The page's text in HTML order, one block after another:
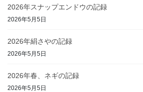
2026年スナップエンドウの記録
2026年5月5日
2026年絹さやの記録
2026年5月5日
2026年春、ネギの記録
2026年5月5日